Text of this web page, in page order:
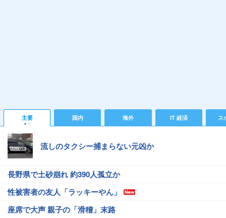
主要 国内 海外 IT 経済 ス
流しのタクシー捕まらない元凶か
長野県で土砂崩れ 約390人孤立か
性被害者の友人「ラッキーやん」
座席で大声 親子の「滑稽」末路